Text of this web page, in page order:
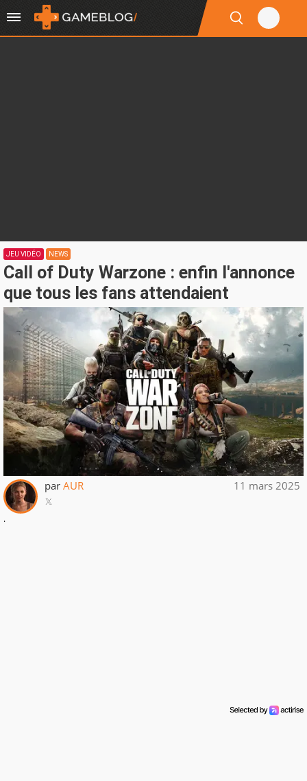
JEU VIDÉO NEWS
Call of Duty Warzone : enfin l'annonce
que tous les fans attendaient
par AUR 11 mars 2025
.